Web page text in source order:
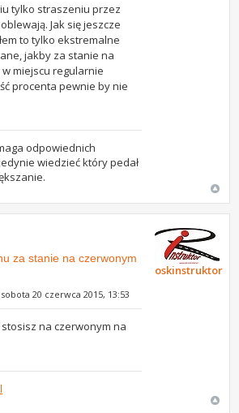
tylko straszeniu przez
Jak się jeszcze
to tylko ekstremalne
jakby za stanie na
miejscu regularnie
procenta pewnie by nie
odpowiednich
wiedzieć który pedał
za stanie na czerwonym
20 czerwca 2015, 13:53
stosisz na czerwonym na
oskinstruktor